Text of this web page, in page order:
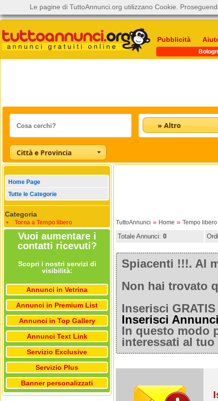
Pubblicità
» Altro
Città e Provincia
Home Page
Tutte le Categorie
Categoria
Torna a Tempo libero
Vuoi aumentare i
contatti ricevuti?
Scopri i nostri servizi di
visibilità:
Annunci in Vetrina
Annunci in Premium List
Annunci in Top Gallery
Annunci Text Link
Servizio Exclusive
Servizio Plus
Banner personalizzati
TuttoAnnunci » Home » Tempo libero
Totale Annunci: 0
Spiacenti !!!. Al
Non hai trovato
Inserisci
Inserisci
In questo modo
interessati al
Le pagine di TuttoAnnunci.org utilizzano Cookie.